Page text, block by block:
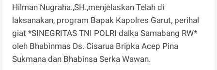
Hilman Nugraha.,SH.,menjelaskan Telah di
laksanakan, program Bapak Kapolres Garut, perihal
giat *SINEGRITAS TNI POLRI dalka Samabang RW*
oleh Bhabinmas Ds. Cisarua Bripka Acep Pina
Sukmana dan Bhabinsa Serka Wawan.